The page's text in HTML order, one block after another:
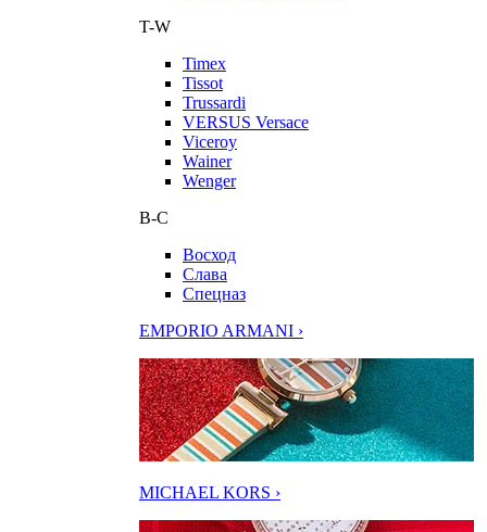
T-W
Timex
Tissot
Trussardi
VERSUS Versace
Viceroy
Wainer
Wenger
В-С
Восход
Слава
Спецназ
EMPORIO ARMANI ›
MICHAEL KORS ›